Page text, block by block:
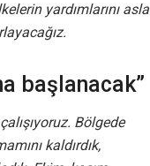
yardımlarını asla
başlanacak”
Bölgede
kaldırdık,